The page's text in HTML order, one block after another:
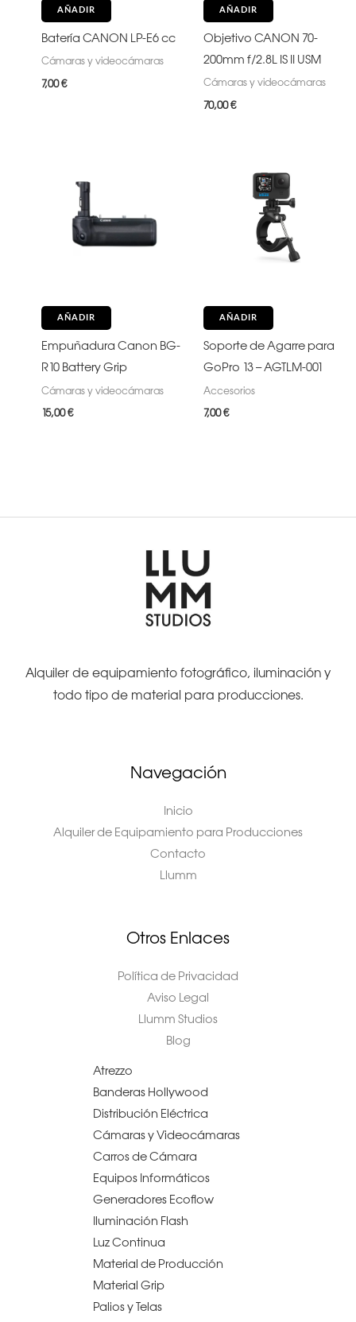
AÑADIR
Batería CANON LP-E6 cc
Cámaras y videocámaras
7,00€
AÑADIR
Objetivo CANON 70-
200mm f/2.8L IS II USM
Cámaras y videocámaras
70,00€
AÑADIR
Empuñadura Canon BG-
R10 Battery Grip
Cámaras y videocámaras
15,00€
AÑADIR
Soporte de Agarre para
GoPro 13 – AGTLM-001
Accesorios
7,00€
Alquiler de equipamiento fotográfico, iluminación y
todo tipo de material para producciones.
Navegación
Inicio
Alquiler de Equipamiento para Producciones
Contacto
Llumm
Otros Enlaces
Política de Privacidad
Aviso Legal
Llumm Studios
Blog
Atrezzo
Banderas Hollywood
Distribución Eléctrica
Cámaras y Videocámaras
Carros de Cámara
Equipos Informáticos
Generadores Ecoflow
Iluminación Flash
Luz Continua
Material de Producción
Material Grip
Palios y Telas